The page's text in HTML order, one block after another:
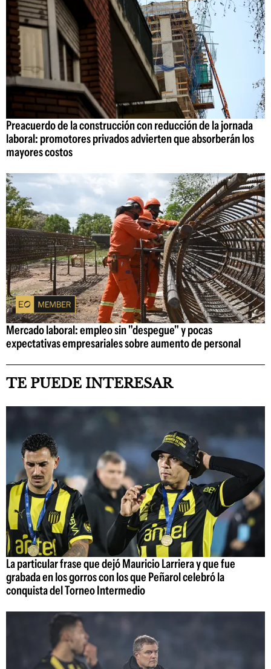
Preacuerdo de la construcción con reducción de la jornada
laboral: promotores privados advierten que absorberán los
mayores costos
Mercado laboral: empleo sin "despegue" y pocas
expectativas empresariales sobre aumento de personal
TE PUEDE INTERESAR
La particular frase que dejó Mauricio Larriera y que fue
grabada en los gorros con los que Peñarol celebró la
conquista del Torneo Intermedio